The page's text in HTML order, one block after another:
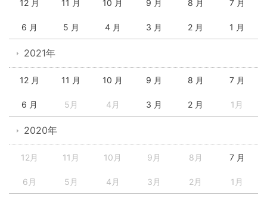
12 月 11 月 10 月 9 月 8 月 7 月
6 月 5 月 4 月 3 月 2 月 1 月
2021年
12 月 11 月 10 月 9 月 8 月 7 月
6 月 5月 4月 3 月 2 月 1月
2020年
12月 11月 10月 9月 8月 7 月
6月 5月 4月 3月 2月 1月